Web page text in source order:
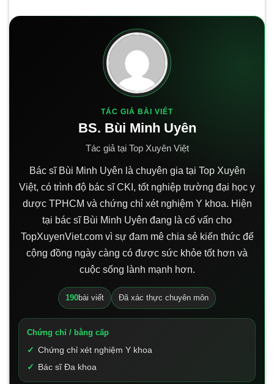
TÁC GIẢ BÀI VIẾT
BS. Bùi Minh Uyên
Tác giả tại Top Xuyên Việt
Bác sĩ Bùi Minh Uyên là chuyên gia tại Top Xuyên
Việt, có trình độ bác sĩ CKI, tốt nghiệp trường đại học y
dược TPHCM và chứng chỉ xét nghiệm Y khoa. Hiện
tại bác sĩ Bùi Minh Uyên đang là cố vấn cho
TopXuyenViet.com vì sự đam mê chia sẻ kiến thức để
cộng đồng ngày càng có được sức khỏe tốt hơn và
cuộc sống lành mạnh hơn.
190bài viết Đã xác thực chuyên môn
Chứng chỉ / bằng cấp
Chứng chỉ xét nghiệm Y khoa
Bác sĩ Đa khoa